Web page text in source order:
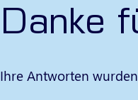
Danke
Ihre Antworten